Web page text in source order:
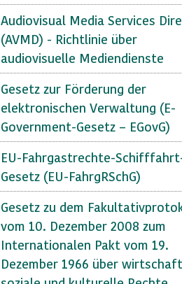
Audiovisual Media Services
(AVMD) - Richtlinie über
audiovisuelle Mediendienste
Gesetz zur Förderung der
elektronischen Verwaltung (E-
Government-Gesetz – EGovG)
EU-Fahrgastrechte-
Gesetz (EU-FahrgRSchG)
Gesetz zu dem
vom 10. Dezember 2008 zum
Internationalen Pakt vom 19.
Dezember 1966 über